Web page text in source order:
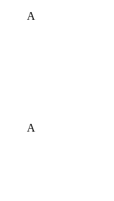
A
A